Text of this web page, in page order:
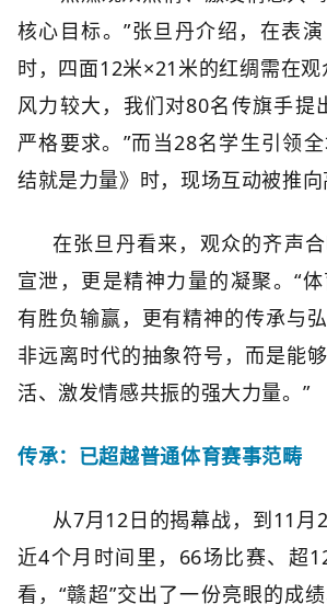
核心目标。”张旦丹介绍，在表演
时，四面12米×21米的红绸需在观
风力较大，我们对80名传旗手提
严格要求。”而当28名学生引领
结就是力量》时，现场互动被推向
在张旦丹看来，观众的齐声
宣泄，更是精神力量的凝聚。“
有胜负输赢，更有精神的传承与
非远离时代的抽象符号，而是能
活、激发情感共振的强大力量。”
传承：已超越普通体育赛事范畴
从7月12日的揭幕战，到11月
近4个月时间里，66场比赛、超
看，“赣超”交出了一份亮眼的成